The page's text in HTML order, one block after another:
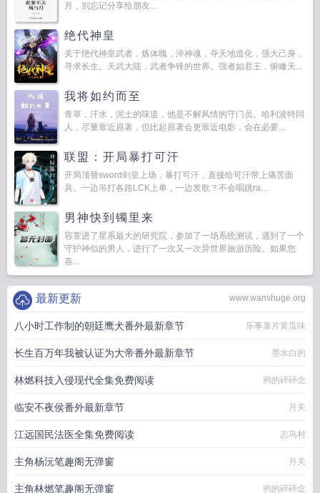
月，别忘记分享给朋友...
绝代神皇
关于绝代神皇武者，炼体魄，淬神魂，夺天地造化，强大己身，
寻求长生。天武大陆，武者争锋的世界。强者如君王，俯瞰天...
我将如约而至
青草，汗水，泥土的味道，他是不解风情的守门员。哈利波特同
人，尽量靠近原著，但比起原著会更靠近电影，会在必要...
联盟：开局暴打可汗
开局顶替sword剑皇上场，暴打可汗，直接给可汗带上痛苦面
具。一边吊打各路LCK上单，一边发歌？不会唱跳ra...
男神快到镯里来
容萱进了星系最大的研究院，参加了一场系统测试，遇到了一个
守护神似的男人，进行了一次又一次异世界旅游历险。如果您
喜...
www.wanshuge.org
最新更新
八小时工作制的朝廷鹰犬番外最新章节 乐事薯片黄瓜味
长生百万年我被认证为大帝番外最新章节 墨水白的
林燃科技入侵现代全集免费阅读 鸦的碎碎念
临安不夜侯番外最新章节 月关
江远国民法医全集免费阅读 志鸟村
主角杨沅笔趣阁无弹窗 月关
主角林燃笔趣阁无弹窗 鸦的碎碎念